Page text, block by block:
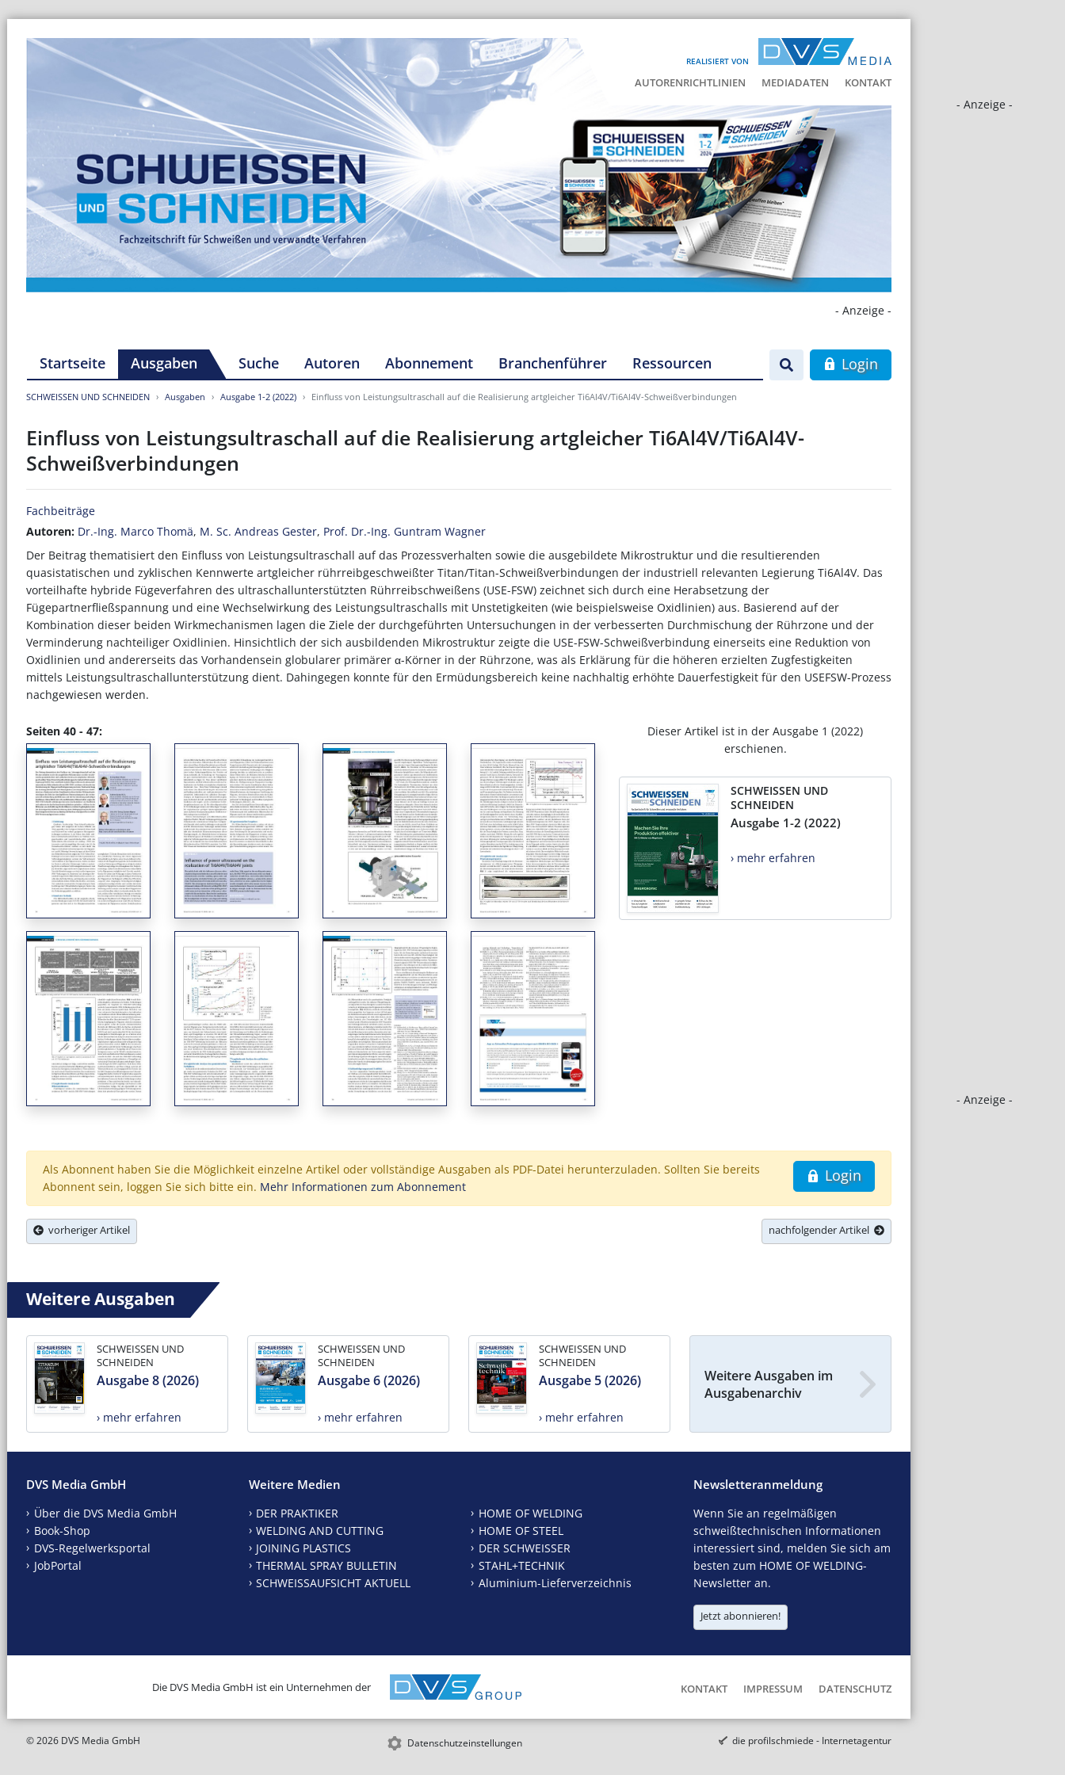
REALISIERT VON
AUTORENRICHTLINIEN MEDIADATEN KONTAKT
- Anzeige -
- Anzeige -
- Anzeige -
Startseite Ausgaben Suche Autoren Abonnement Branchenführer Ressourcen Login
SCHWEISSEN UND SCHNEIDEN Ausgaben Ausgabe 1-2 (2022) Einfluss von Leistungsultraschall auf die Realisierung artgleicher Ti6Al4V/Ti6Al4V-Schweißverbindungen
Einfluss von Leistungsultraschall auf die Realisierung artgleicher Ti6Al4V/Ti6Al4V-
Schweißverbindungen
Fachbeiträge
Autoren: Dr.-Ing. Marco Thomä, M. Sc. Andreas Gester, Prof. Dr.-Ing. Guntram Wagner
Der Beitrag thematisiert den Einfluss von Leistungsultraschall auf das Prozessverhalten sowie die ausgebildete Mikrostruktur und die resultierenden
quasistatischen und zyklischen Kennwerte artgleicher rührreibgeschweißter Titan/Titan-Schweißverbindungen der industriell relevanten Legierung Ti6Al4V. Das
vorteilhafte hybride Fügeverfahren des ultraschallunterstützten Rührreibschweißens (USE-FSW) zeichnet sich durch eine Herabsetzung der
Fügepartnerfließspannung und eine Wechselwirkung des Leistungsultraschalls mit Unstetigkeiten (wie beispielsweise Oxidlinien) aus. Basierend auf der
Kombination dieser beiden Wirkmechanismen lagen die Ziele der durchgeführten Untersuchungen in der verbesserten Durchmischung der Rührzone und der
Verminderung nachteiliger Oxidlinien. Hinsichtlich der sich ausbildenden Mikrostruktur zeigte die USE-FSW-Schweißverbindung einerseits eine Reduktion von
Oxidlinien und andererseits das Vorhandensein globularer primärer α-Körner in der Rührzone, was als Erklärung für die höheren erzielten Zugfestigkeiten
mittels Leistungsultraschallunterstützung dient. Dahingegen konnte für den Ermüdungsbereich keine nachhaltig erhöhte Dauerfestigkeit für den USEFSW-Prozess
nachgewiesen werden.
Seiten 40 - 47:
Dieser Artikel ist in der Ausgabe 1 (2022)
erschienen.
SCHWEISSEN UND
SCHNEIDEN
Ausgabe 1-2 (2022)
› mehr erfahren
Login
Als Abonnent haben Sie die Möglichkeit einzelne Artikel oder vollständige Ausgaben als PDF-Datei herunterzuladen. Sollten Sie bereits
Abonnent sein, loggen Sie sich bitte ein. Mehr Informationen zum Abonnement
vorheriger Artikel nachfolgender Artikel
Weitere Ausgaben
SCHWEISSEN UND
SCHNEIDEN
Ausgabe 8 (2026)
› mehr erfahren
SCHWEISSEN UND
SCHNEIDEN
Ausgabe 6 (2026)
› mehr erfahren
SCHWEISSEN UND
SCHNEIDEN
Ausgabe 5 (2026)
› mehr erfahren
Weitere Ausgaben im
Ausgabenarchiv
DVS Media GmbH
Über die DVS Media GmbH
Book-Shop
DVS-Regelwerksportal
JobPortal
Weitere Medien
DER PRAKTIKER
WELDING AND CUTTING
JOINING PLASTICS
THERMAL SPRAY BULLETIN
SCHWEISSAUFSICHT AKTUELL
HOME OF WELDING
HOME OF STEEL
DER SCHWEISSER
STAHL+TECHNIK
Aluminium-Lieferverzeichnis
Newsletteranmeldung
Wenn Sie an regelmäßigen
schweißtechnischen Informationen
interessiert sind, melden Sie sich am
besten zum HOME OF WELDING-
Newsletter an.
Jetzt abonnieren!
Die DVS Media GmbH ist ein Unternehmen der KONTAKT IMPRESSUM DATENSCHUTZ
© 2026 DVS Media GmbH Datenschutzeinstellungen die profilschmiede - Internetagentur